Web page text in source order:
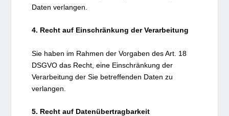
Daten verlangen.
4. Recht auf Einschränkung der Verarbeitung
Sie haben im Rahmen der Vorgaben des Art. 18
DSGVO das Recht, eine Einschränkung der
Verarbeitung der Sie betreffenden Daten zu
verlangen.
5. Recht auf Datenübertragbarkeit